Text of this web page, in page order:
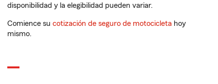
disponibilidad y la elegibilidad pueden variar.
Comience su cotización de seguro de motocicleta hoy
mismo.